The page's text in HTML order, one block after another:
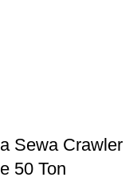
Sewa Crawler
50 Ton